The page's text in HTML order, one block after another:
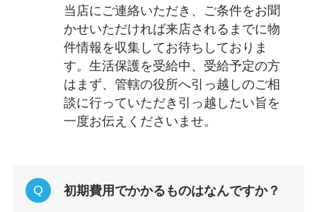
当店にご連絡いただき、ご条件をお聞
かせいただければ来店されるまでに物
件情報を収集してお待ちしておりま
す。生活保護を受給中、受給予定の方
はまず、管轄の役所へ引っ越しのご相
談に行っていただき引っ越したい旨を
一度お伝えくださいませ。
初期費用でかかるものはなんですか？